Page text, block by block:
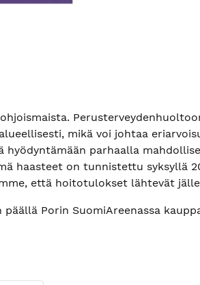
mikä voi johtaa
parhaalla
haasteet on tunnistettu syksyllä
että hoitotulokset lähtevät
Porin SuomiAreenassa